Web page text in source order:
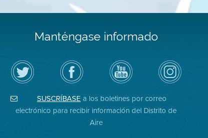
Manténgase informado
Siga
el
Distrito
de
Visite
la
página
de
del
Canal
de
YouTube
del
de
Aire
Air
District
on
Instagram
SUSCRÍBASEa los boletines por correo
electrónico para recibir información del Distrito de
Aire